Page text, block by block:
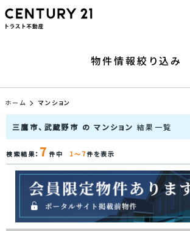
物件情報絞り込み
ホーム マンション
三鷹市、武蔵野市 の マンション 結果一覧
検索結果： 7 件中 1～7件を表示